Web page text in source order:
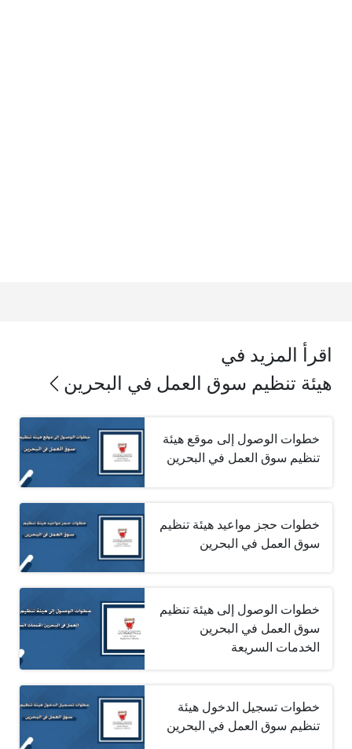
اقرأ المزيد في
هيئة تنظيم سوق العمل في البحرين
خطوات الوصول إلى موقع هيئة
تنظيم سوق العمل في البحرين
خطوات حجز مواعيد هيئة تنظيم
سوق العمل في البحرين
خطوات الوصول إلى هيئة تنظيم
سوق العمل في البحرين
الخدمات السريعة
خطوات تسجيل الدخول هيئة
تنظيم سوق العمل في البحرين